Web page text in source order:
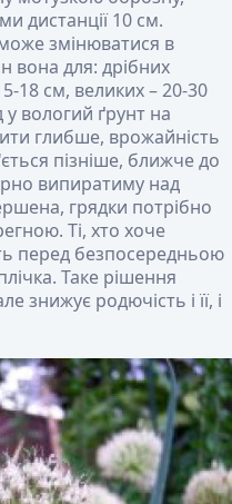
дистанції 10 см.
змінюватися в
вона для: дрібних
18 см, великих – 20-30
у вологий ґрунт на
глибше, врожайність
пізніше, ближче до
випиратиму над
грядки потрібно
Ті, хто хоче
перед безпосередньою
Таке рішення
знижує родючість і її, і